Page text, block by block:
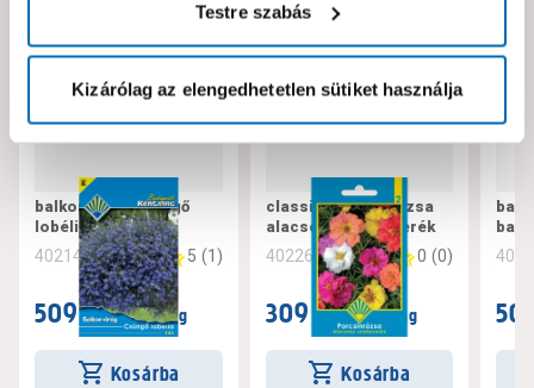
Testre szabás
Kizárólag az elengedhetetlen sütiket használja
balkon virág csüngő
lobélia kék
402142 5 (1)
509 Ft / csomag
Kosárba
classic porcsinrózsa
alacsony színkeverék
402260 0 (0)
309 Ft / csomag
Kosárba